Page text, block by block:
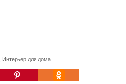
Интерьер для дома